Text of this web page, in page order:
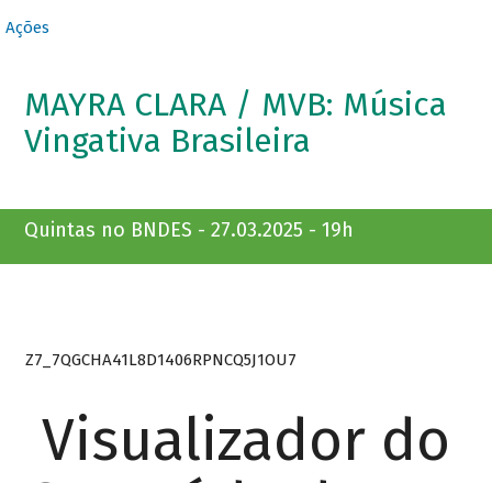
Ações
MAYRA CLARA / MVB: Música
Vingativa Brasileira
Quintas no BNDES - 27.03.2025 - 19h
Z7_7QGCHA41L8D1406RPNCQ5J1OU7
Visualizador do